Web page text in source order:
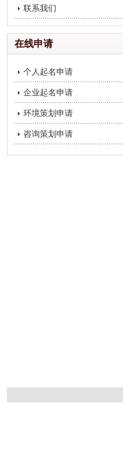
联系我们
在线申请
个人起名申请
企业起名申请
环境策划申请
咨询策划申请